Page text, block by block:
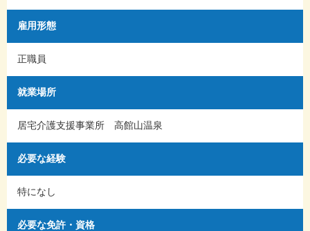
雇用形態
正職員
就業場所
居宅介護支援事業所 高館山温泉
必要な経験
特になし
必要な免許・資格